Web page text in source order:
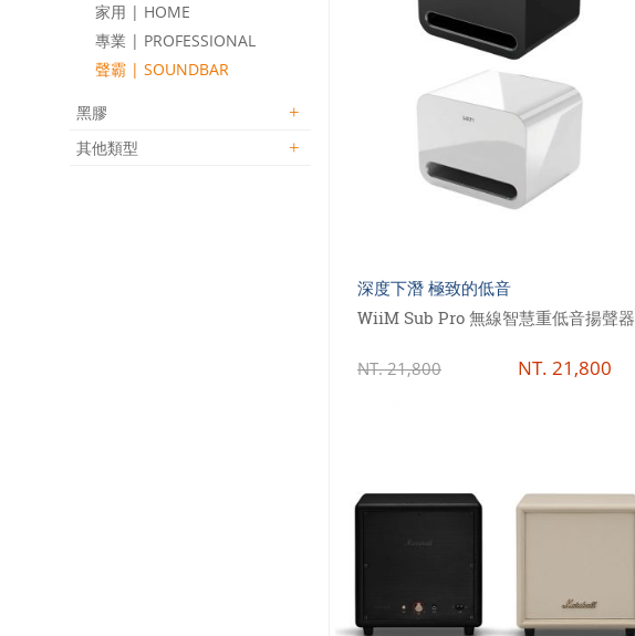
家用 | HOME
專業 | PROFESSIONAL
聲霸 | SOUNDBAR
黑膠
其他類型
深度下潛 極致的低音
WiiM Sub Pro 無線智慧重低音揚聲器
NT.21,800 NT. 21,800